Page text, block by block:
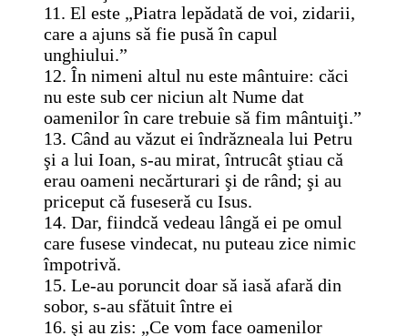
11. El este „Piatra lepădată de voi, zidarii,
care a ajuns să fie pusă în capul
unghiului.”
12. În nimeni altul nu este mântuire: căci
nu este sub cer niciun alt Nume dat
oamenilor în care trebuie să fim mântuiţi.”
13. Când au văzut ei îndrăzneala lui Petru
şi a lui Ioan, s-au mirat, întrucât ştiau că
erau oameni necărturari şi de rând; şi au
priceput că fuseseră cu Isus.
14. Dar, fiindcă vedeau lângă ei pe omul
care fusese vindecat, nu puteau zice nimic
împotrivă.
15. Le-au poruncit doar să iasă afară din
sobor, s-au sfătuit între ei
16. şi au zis: „Ce vom face oamenilor